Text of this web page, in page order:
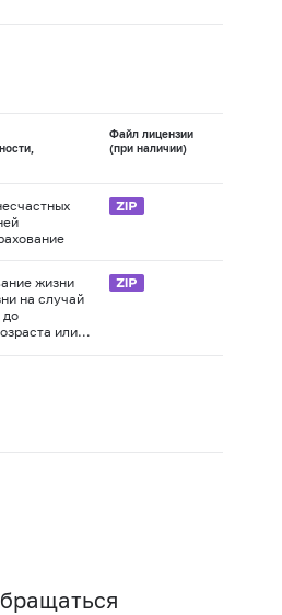
Файл лицензии
(при наличии)
жизни
на случай
до
или